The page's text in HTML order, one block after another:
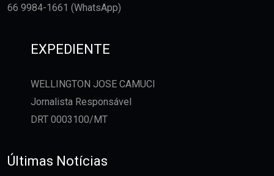
66 9984-1661 (WhatsApp)
EXPEDIENTE
WELLINGTON JOSE CAMUCI
Jornalista Responsável
DRT 0003100/MT
Últimas Notícias